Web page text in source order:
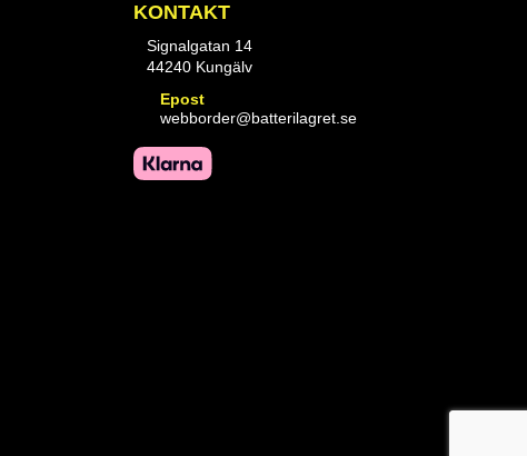
KONTAKT
Signalgatan 14
44240 Kungälv
Epost
webborder@batterilagret.se